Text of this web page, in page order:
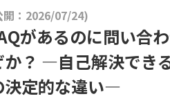
開：2026/07/24)
があるのに問い合
か？ ―自己解決でき
決定的な違い―